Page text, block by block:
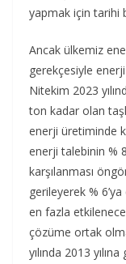
yapmak için tarihi
Ancak ülkemiz
gerekçesiyle
Nitekim 2023
ton kadar olan
enerji üretiminde
enerji talebinin %
karşılanması
gerileyerek %
en fazla
çözüme ortak
yılında 2013